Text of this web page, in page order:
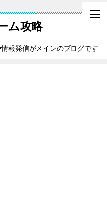
ム攻略
報発信がメインのブログです